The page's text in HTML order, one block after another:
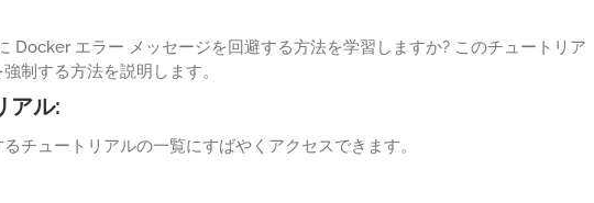
Docker エラー メッセージを回避する方法を学習しますか? このチュートリア
制する方法を説明します。
アル:
チュートリアルの一覧にすばやくアクセスできます。